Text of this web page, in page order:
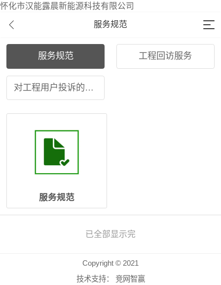
怀化市汉能露晨新能源科技有限公司
服务规范
服务规范 工程回访服务
对工程用户投诉的处理
服务规范
已全部显示完
Copyright © 2021
技术支持：
竞网智赢